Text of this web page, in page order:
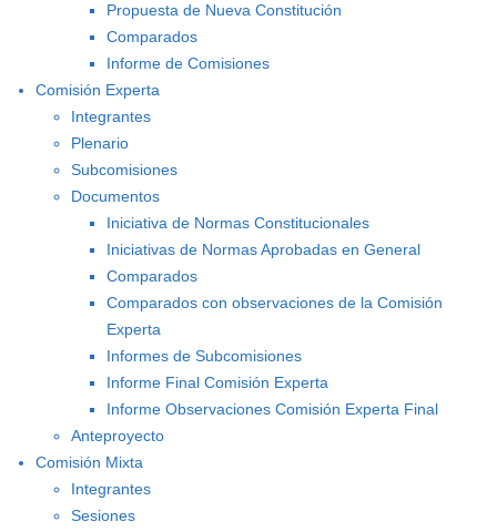
Propuesta de Nueva Constitución
Comparados
Informe de Comisiones
Comisión Experta
Integrantes
Plenario
Subcomisiones
Documentos
Iniciativa de Normas Constitucionales
Iniciativas de Normas Aprobadas en General
Comparados
Comparados con observaciones de la Comisión
Experta
Informes de Subcomisiones
Informe Final Comisión Experta
Informe Observaciones Comisión Experta Final
Anteproyecto
Comisión Mixta
Integrantes
Sesiones